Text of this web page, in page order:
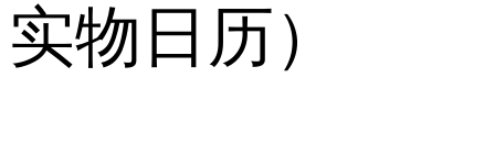
实物日历）